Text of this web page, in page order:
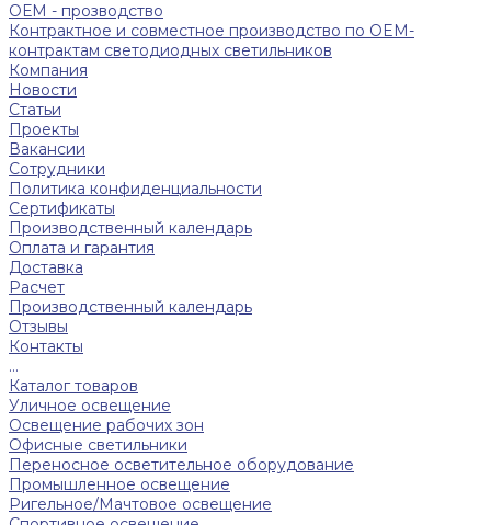
ОЕМ - прозводство
Контрактное и совместное производство по OEM-
контрактам светодиодных светильников
Компания
Новости
Статьи
Проекты
Вакансии
Сотрудники
Политика конфиденциальности
Сертификаты
Производственный календарь
Оплата и гарантия
Доставка
Расчет
Производственный календарь
Отзывы
Контакты
...
Каталог товаров
Уличное освещение
Освещение рабочих зон
Офисные светильники
Переносное осветительное оборудование
Промышленное освещение
Ригельное/Мачтовое освещение